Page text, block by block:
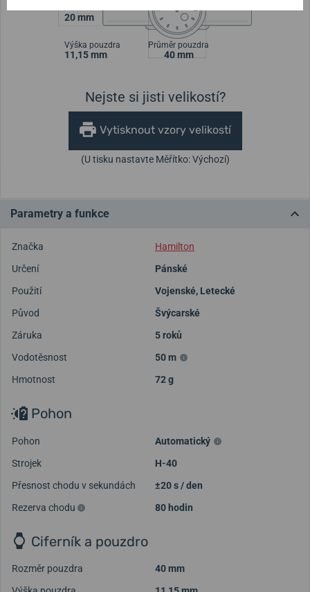
20 mm
Výška pouzdra
11,15 mm
Průměr pouzdra
40 mm
Nejste si jisti velikostí?
Vytisknout vzory velikostí
(U tisku nastavte Měřítko: Výchozí)
Parametry a funkce
Značka
Hamilton
Určení
Pánské
Použití
Vojenské, Letecké
Původ
Švýcarské
Záruka
5 roků
Vodotěsnost
50 m
Hmotnost
72 g
Pohon
Pohon
Automatický
Strojek
H-40
Přesnost chodu v sekundách
±20 s / den
Rezerva chodu
80 hodin
Ciferník a pouzdro
Rozměr pouzdra
40 mm